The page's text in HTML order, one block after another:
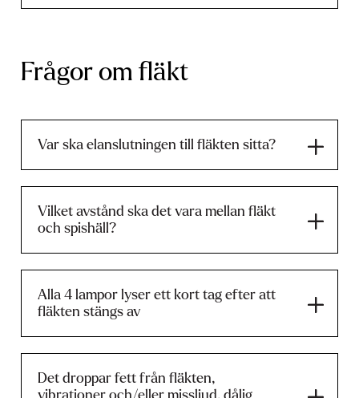
Frågor om fläkt
Var ska elanslutningen till fläkten sitta?
Vilket avstånd ska det vara mellan fläkt
och spishäll?
Alla 4 lampor lyser ett kort tag efter att
fläkten stängs av
Det droppar fett från fläkten,